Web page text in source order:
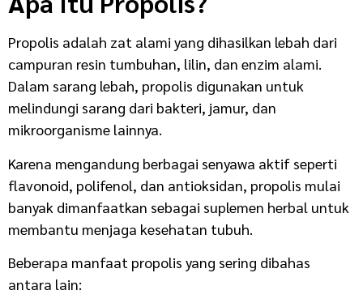
Propolis adalah zat alami yang dihasilkan lebah dari
campuran resin tumbuhan, lilin, dan enzim alami.
Dalam sarang lebah, propolis digunakan untuk
melindungi sarang dari bakteri, jamur, dan
mikroorganisme lainnya.
Karena mengandung berbagai senyawa aktif seperti
flavonoid, polifenol, dan antioksidan, propolis mulai
banyak dimanfaatkan sebagai suplemen herbal untuk
membantu menjaga kesehatan tubuh.
Beberapa manfaat propolis yang sering dibahas
antara lain: